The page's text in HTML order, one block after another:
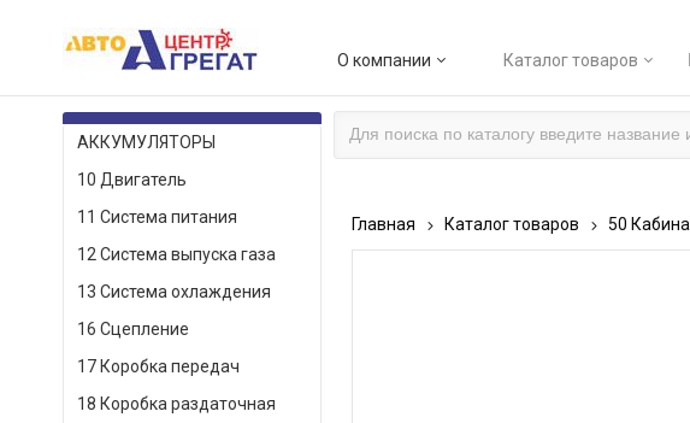
О компании Каталог товаров
КАТАЛОГ ТОВАРОВ
АККУМУЛЯТОРЫ
10 Двигатель
11 Система питания
12 Система выпуска газа
13 Система охлаждения
16 Сцепление
17 Коробка передач
18 Коробка раздаточная
Главная Каталог товаров 50 Кабина